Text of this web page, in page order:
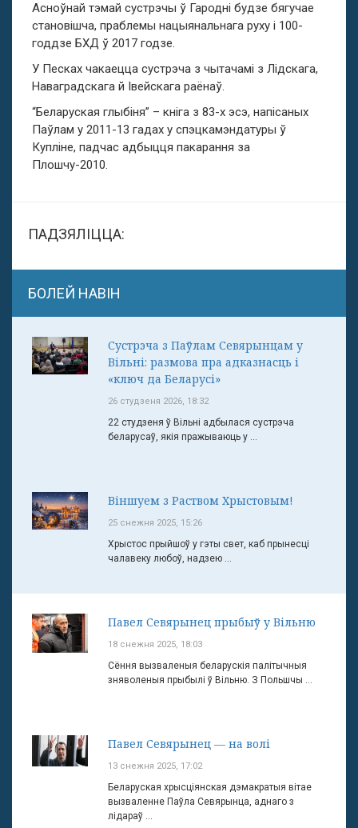
Асноўнай тэмай сустрэчы ў Гародні будзе бягучае
становішча, праблемы нацыянальнага руху і 100-
годдзе БХД ў 2017 годзе.
У Песках чакаецца сустрэча з чытачамі з Лідскага,
Наваградскага й Івейскага раёнаў.
“Беларуская глыбіня” – кніга з 83-х эсэ, напісаных
Паўлам у 2011-13 гадах у спэцкамэндатуры ў
Купліне, падчас адбыцця пакарання за
Плошчу-2010.
ПАДЗЯЛІЦЦА:
БОЛЕЙ НАВІН
Сустрэча з Паўлам Севярынцам у
Вільні: размова пра адказнасць і
«ключ да Беларусі»
26 студзеня 2026, 18:32
22 студзеня ў Вільні адбылася сустрэча
беларусаў, якія пражываюць у ...
Віншуем з Раством Хрыстовым!
25 снежня 2025, 15:26
Хрыстос прыйшоў у гэты свет, каб прынесці
чалавеку любоў, надзею ...
Павел Севярынец прыбыў у Вільню
18 снежня 2025, 18:03
Сёння вызваленыя беларускія палітычныя
зняволеныя прыбылі ў Вільню. З Польшчы ...
Павел Севярынец — на волі
13 снежня 2025, 17:02
Беларуская хрысціянская дэмакратыя вітае
вызваленне Паўла Севярынца, аднаго з
лідараў ...